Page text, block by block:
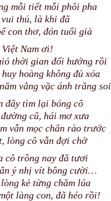
mỗi tiết mỗi phôi pha
thú, là khi đã
con thơ, đón tuổi già
Nam ơi!
thời gian đổi hướng rồi
huy hoàng không đủ xóa
vằng vặc ánh trăng soi
đây tìm lại bóng cô
cũ, hái mơ xưa
vẫn mọc chân rào trước
lòng cô vẫn đợi chờ
cô trồng nay đã tươi
ý nhị vít bông cười…
kẻ từng chăm lúa
làng con, đã héo rồi!